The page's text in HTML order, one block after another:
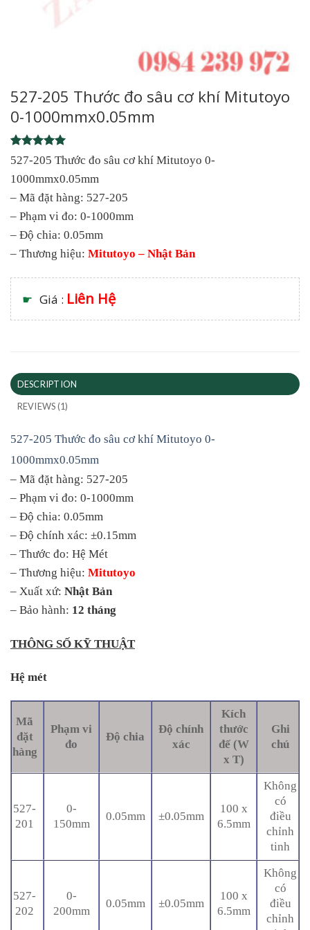
527-205 Thước đo sâu cơ khí Mitutoyo
0-1000mmx0.05mm
Rated5
out of 5
based on
1
rating
527-205 Thước đo sâu cơ khí Mitutoyo 0-
1000mmx0.05mm
– Mã đặt hàng: 527-205
– Phạm vi đo: 0-1000mm
– Độ chia: 0.05mm
– Thương hiệu: Mitutoyo – Nhật Bản
☛ Giá : Liên Hệ
DESCRIPTION
REVIEWS (1)
527-205 Thước đo sâu cơ khí Mitutoyo 0-
1000mmx0.05mm
– Mã đặt hàng: 527-205
– Phạm vi đo: 0-1000mm
– Độ chia: 0.05mm
– Độ chính xác: ±0.15mm
– Thước đo: Hệ Mét
– Thương hiệu: Mitutoyo
– Xuất xứ: Nhật Bản
– Bảo hành: 12 tháng
THÔNG SỐ KỸ THUẬT
Hệ mét
Mã
đặt
hàng
Phạm vi
đo
Độ chia
Độ chính
xác
Kích
thước
đế (W
x T)
Ghi
chú
527-
201
0-
150mm
0.05mm ±0.05mm
100 x
6.5mm
Không
có
điều
chỉnh
tinh
527-
202
0-
200mm
0.05mm ±0.05mm
100 x
6.5mm
Không
có
điều
chỉnh